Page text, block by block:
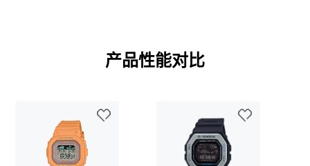
产品性能对比